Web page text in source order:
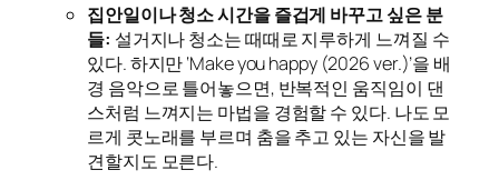
집안일이나 청소 시간을 즐겁게 바꾸고 싶은 분
들: 설거지나 청소는 때때로 지루하게 느껴질 수
있다. 하지만 ‘Make you happy (2026 ver.)’을 배
경 음악으로 틀어놓으면, 반복적인 움직임이 댄
스처럼 느껴지는 마법을 경험할 수 있다. 나도 모
르게 콧노래를 부르며 춤을 추고 있는 자신을 발
견할지도 모른다.